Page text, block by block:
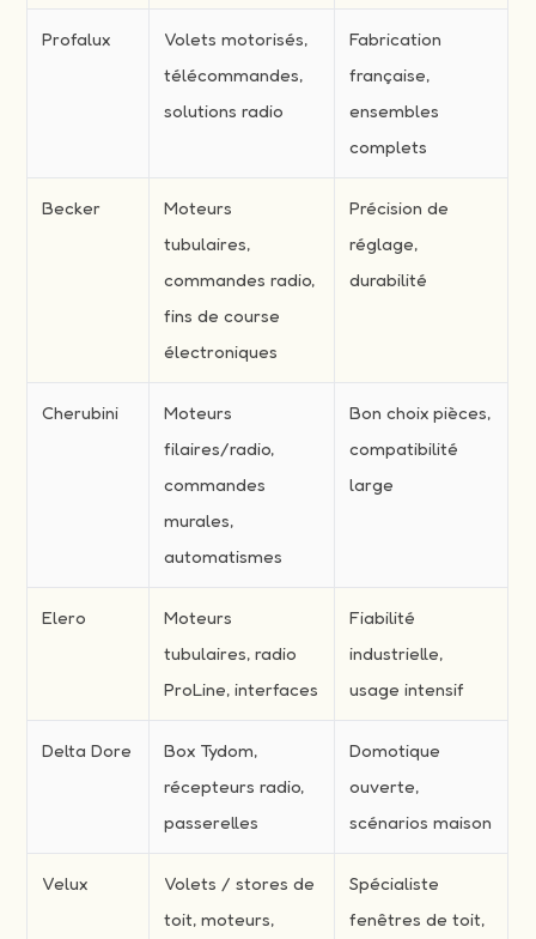
Profalux
Volets motorisés,
télécommandes,
solutions radio
Fabrication
française,
ensembles
complets
Becker
Moteurs
tubulaires,
commandes radio,
fins de course
électroniques
Précision de
réglage,
durabilité
Cherubini
Moteurs
filaires/radio,
commandes
murales,
automatismes
Bon choix pièces,
compatibilité
large
Elero
Moteurs
tubulaires, radio
ProLine, interfaces
Fiabilité
industrielle,
usage intensif
Delta Dore
Box Tydom,
récepteurs radio,
passerelles
Domotique
ouverte,
scénarios maison
Velux
Volets / stores de
toit, moteurs,
Spécialiste
fenêtres de toit,